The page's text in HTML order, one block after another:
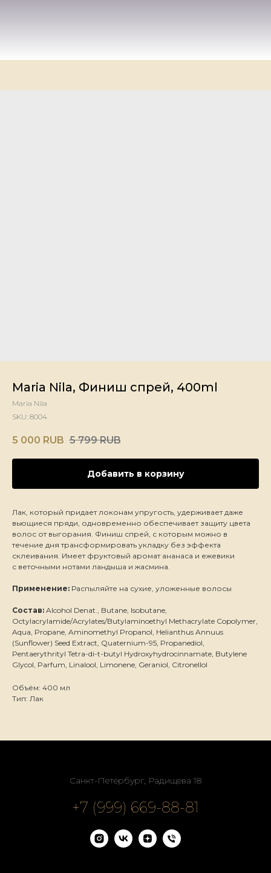
Maria Nila, Финиш спрей, 400ml
Maria Nila
SKU: 8004
5 000 RUB 5 799 RUB
Добавить в корзину
Лак, который придает локонам упругость, удерживает даже
вьющиеся пряди, одновременно обеспечивает защиту цвета
волос от выгорания. Финиш спрей, с которым можно в
течение дня трансформировать укладку без эффекта
склеивания. Имеет фруктовый аромат ананаса и ежевики
с веточными нотами ландыша и жасмина.
Применение: Распыляйте на сухие, уложенные волосы
Состав: Alcohol Denat., Butane, Isobutane,
Octylacrylamide/Acrylates/Butylaminoethyl Methacrylate Copolymer,
Aqua, Propane, Aminomethyl Propanol, Helianthus Annuus
(Sunflower) Seed Extract, Quaternium-95, Propanediol,
Pentaerythrityl Tetra-di-t-butyl Hydroxyhydrocinnamate, Butylene
Glycol, Parfum, Linalool, Limonene, Geraniol, Citronellol
Объём: 400 мл
Тип: Лак
Санкт-Петербург, Радищева 18
+7 (999) 669-88-81